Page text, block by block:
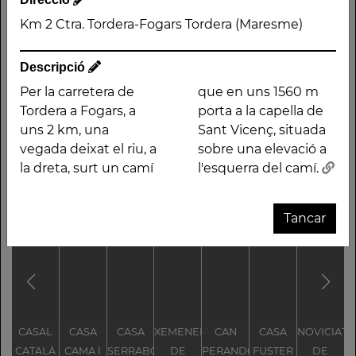
Km 2 Ctra. Tordera-Fogars Tordera (Maresme)
Descripció
Per la carretera de
Tordera a Fogars, a
uns 2 km, una
vegada deixat el riu, a
la dreta, surt un camí
que en uns 1560 m
porta a la capella de
Sant Vicenç, situada
sobre una elevació a
l'esquerra del camí.
Tancar
Descripció
Per la carretera de
Tordera a Fogars, a uns
2 km, una vegada
deixat el riu, a la dreta,
uns 1560 m porta a la
capella de Sant Vicenç,
situada sobre una
elevació a l'esquerra
CASAL
CATALÀ
CASA
CAMA I
CASA
SERRABOU
XEMENEIA
DE
CAN
PERANDONES
CASA
FUSTER
NOVICIAT
DE